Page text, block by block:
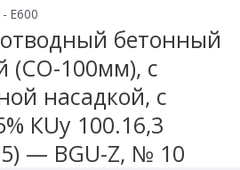
E600
бетонный
(СО-100мм), с
насадкой, с
КUу 100.16,3
— BGU-Z, № 10